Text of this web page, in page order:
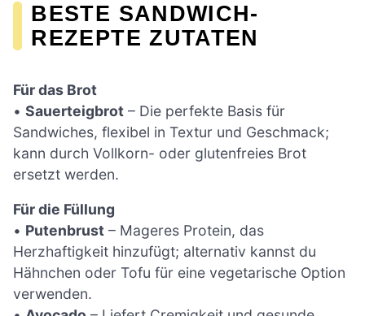
BESTE SANDWICH-
REZEPTE ZUTATEN
Für das Brot
• Sauerteigbrot – Die perfekte Basis für
Sandwiches, flexibel in Textur und Geschmack;
kann durch Vollkorn- oder glutenfreies Brot
ersetzt werden.
Für die Füllung
• Putenbrust – Mageres Protein, das
Herzhaftigkeit hinzufügt; alternativ kannst du
Hähnchen oder Tofu für eine vegetarische Option
verwenden.